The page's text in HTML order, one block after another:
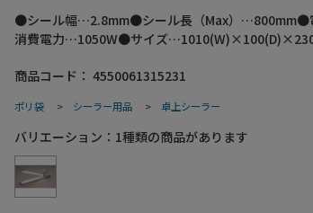
●シール幅…2.8mm●シール長（Max）
消費電力…1050W●サイズ
度調整はできません。（120～130℃一定の温度）●
商品コード： 4550061315231
ポリ袋 > シーラー用品 > 卓上シーラー
バリエーション： 1種類の商品があります